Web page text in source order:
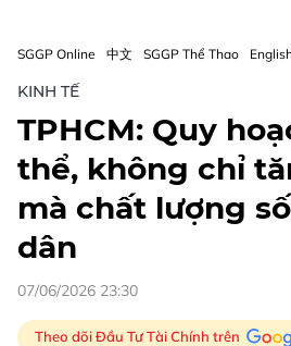
SGGP Online 中文 SGGP Thể Thao
KINH TẾ
TPHCM: Quy
thể, không chỉ
mà chất lượng
dân
07/06/2026 23:30
Theo dõi Đầu Tư Tài Chính trên